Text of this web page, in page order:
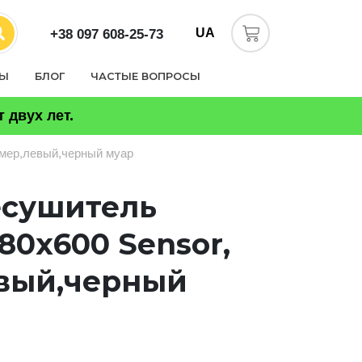
+38 097 608-25-73 UA
БЛОГ ЧАСТЫЕ ВОПРОСЫ
двух лет.
муар
Sensor,